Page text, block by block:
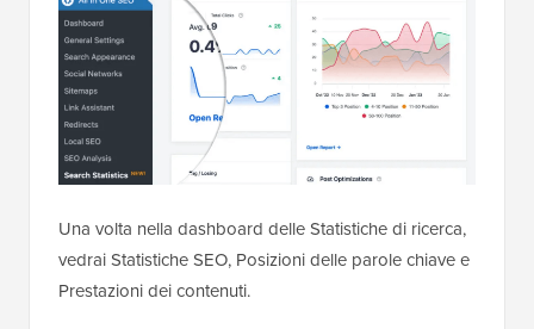
Una volta nella dashboard delle Statistiche di ricerca,
vedrai Statistiche SEO, Posizioni delle parole chiave e
Prestazioni dei contenuti.